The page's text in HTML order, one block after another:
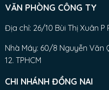
VĂN PHÒNG CÔNG TY
Địa chỉ: 26/10 Bùi Thị Xuân P
Nhà Máy: 60/8 Nguyễn Văn
12. TPHCM
CHI NHÁNH ĐỒNG NAI